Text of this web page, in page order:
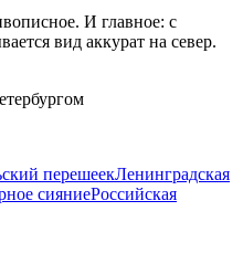
И главное: с
вид аккурат на север.
перешеекЛенинградская
сияниеРоссийская